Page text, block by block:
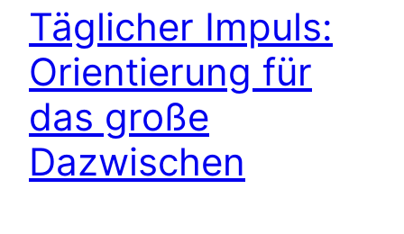
Täglicher Impuls:
Orientierung für
das große
Dazwischen